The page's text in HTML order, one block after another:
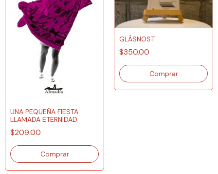
UNA PEQUEÑA FIESTA
LLAMADA ETERNIDAD
$209.00
GLÁSNOST
$350.00